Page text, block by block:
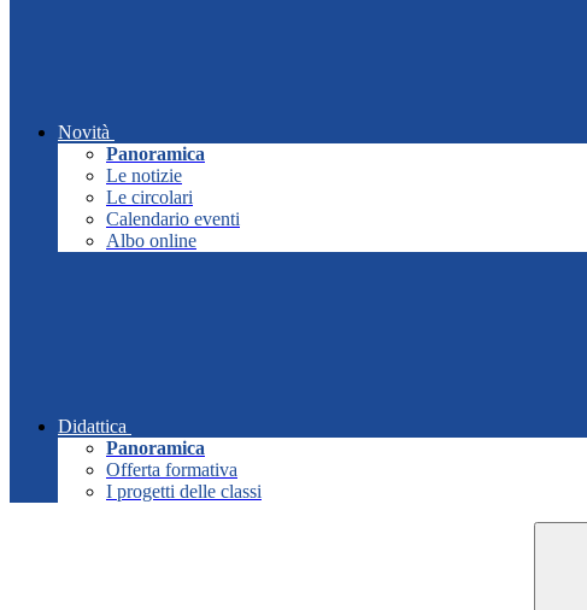
Novità
Panoramica
Le notizie
Le circolari
Calendario eventi
Albo online
Didattica
Panoramica
Offerta formativa
I progetti delle classi